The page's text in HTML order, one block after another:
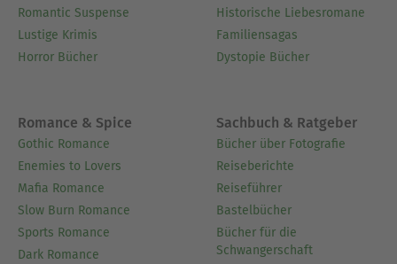
Romantic Suspense
Lustige Krimis
Horror Bücher
Historische Liebesromane
Familiensagas
Dystopie Bücher
Romance & Spice
Gothic Romance
Enemies to Lovers
Mafia Romance
Slow Burn Romance
Sports Romance
Dark Romance
Sachbuch & Ratgeber
Bücher über Fotografie
Reiseberichte
Reiseführer
Bastelbücher
Bücher für die
Schwangerschaft